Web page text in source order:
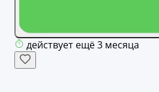
действует ещё 3 месяца